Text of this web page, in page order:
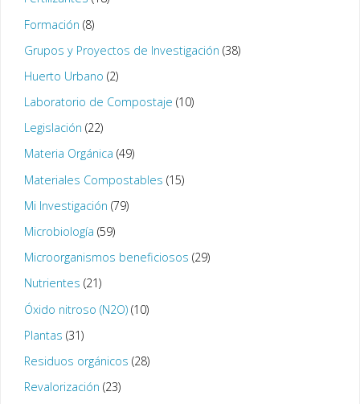
Formación (8)
Grupos y Proyectos de Investigación (38)
Huerto Urbano (2)
Laboratorio de Compostaje (10)
Legislación (22)
Materia Orgánica (49)
Materiales Compostables (15)
Mi Investigación (79)
Microbiología (59)
Microorganismos beneficiosos (29)
Nutrientes (21)
Óxido nitroso (N2O)(10)
Plantas (31)
Residuos orgánicos (28)
Revalorización (23)